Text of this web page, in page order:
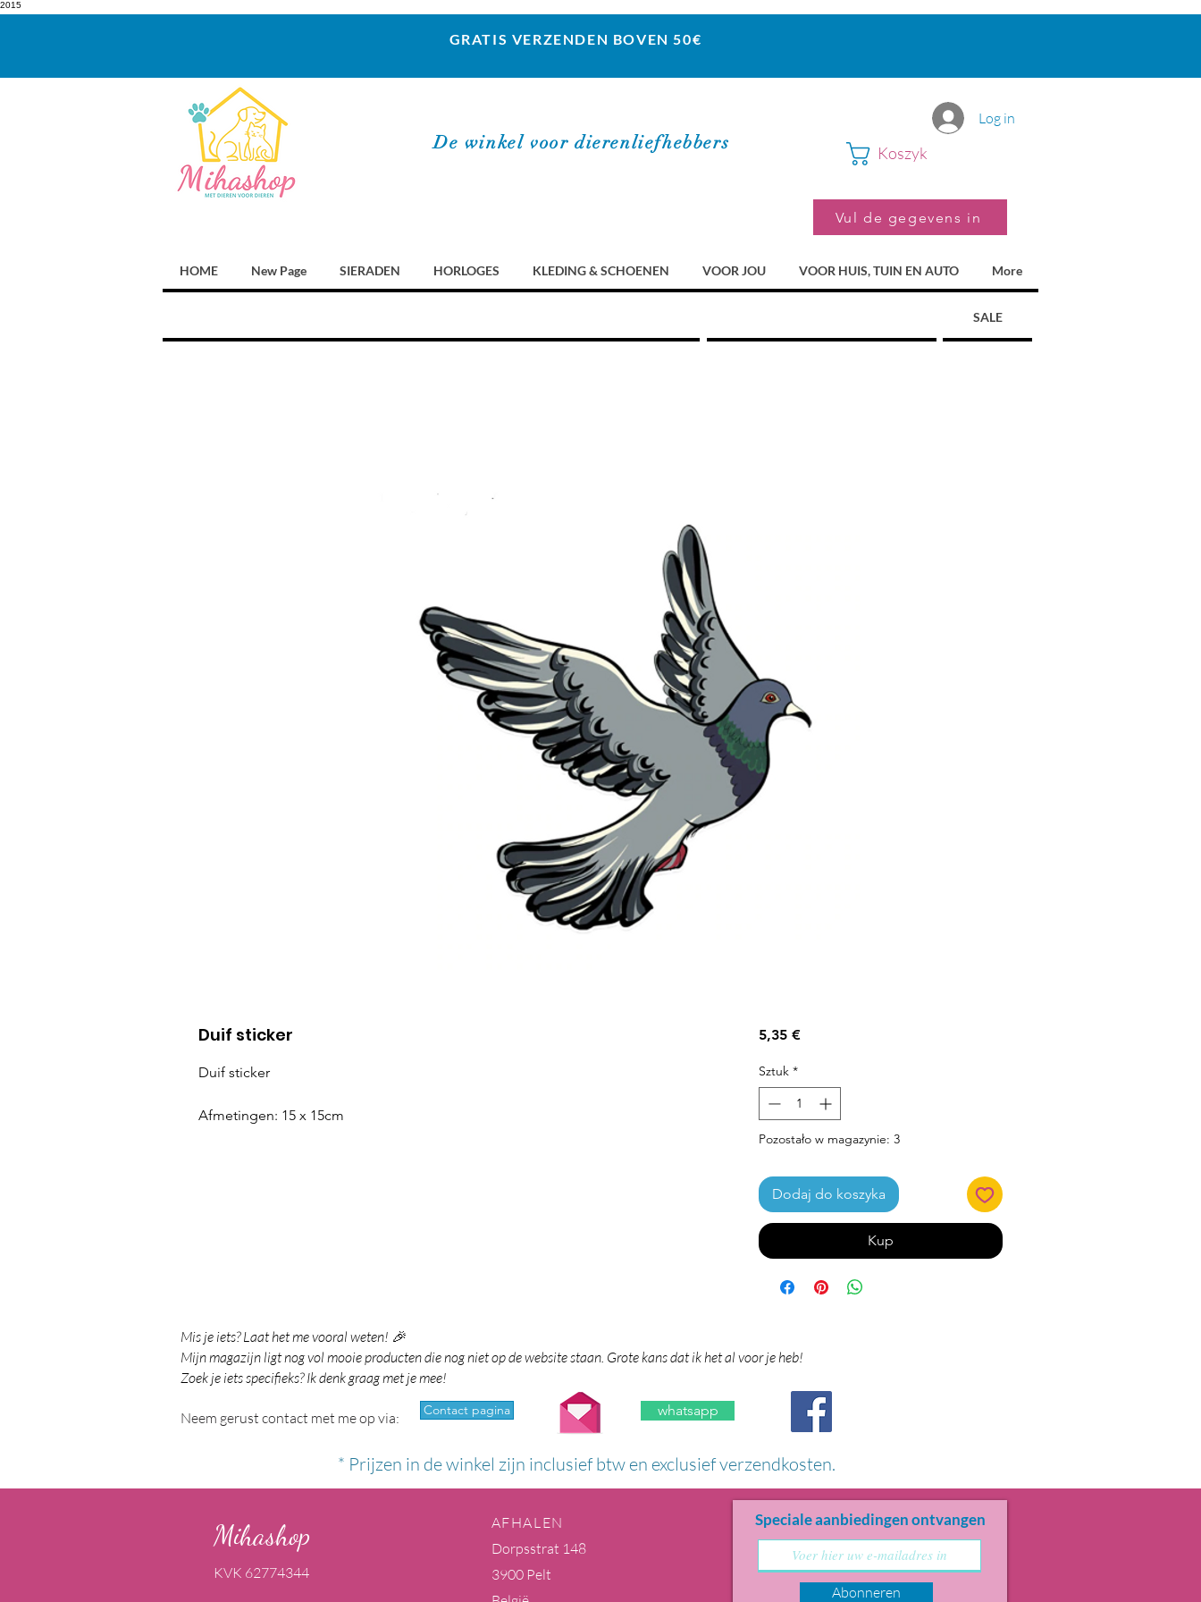
2015
GRATIS VERZENDEN BOVEN 50€
De winkel voor dierenliefhebbers
Log in
Koszyk
Vul de gegevens in
HOME New Page SIERADEN HORLOGES KLEDING & SCHOENEN VOOR JOU VOOR HUIS, TUIN EN AUTO More
SALE
Duif sticker
Duif sticker
Afmetingen: 15 x 15cm
5,35 €Cena
Sztuk *
Pozostało w magazynie: 3
Dodaj do koszyka
Kup
Mis je iets? Laat het me vooral weten! 🎉
Mijn magazijn ligt nog vol mooie producten die nog niet op de website staan. Grote kans dat ik het al voor je heb!
Zoek je iets specifieks? Ik denk graag met je mee!
Neem gerust contact met me op via: Contact pagina whatsapp
* Prijzen in de winkel zijn inclusief btw en exclusief verzendkosten.
Mihashop
KVK 62774344
AFHALEN
Dorpsstrat 148
3900 Pelt
Speciale aanbiedingen ontvangen
Abonneren